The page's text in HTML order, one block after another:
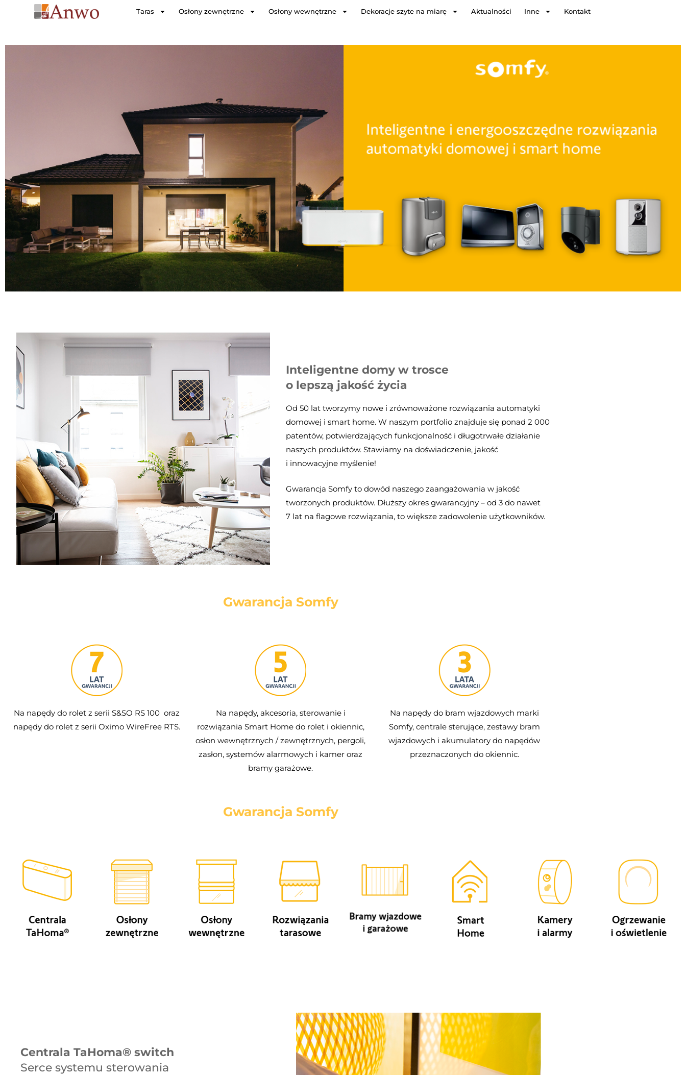
Taras Osłony zewnętrzne Osłony wewnętrzne Dekoracje szyte na miarę Aktualności Inne Kontakt
Inteligentne domy w trosce
o lepszą jakość życia
Od 50 lat tworzymy nowe i zrównoważone rozwiązania automatyki
domowej i smart home. W naszym portfolio znajduje się ponad 2 000
patentów, potwierdzających funkcjonalność i długotrwałe działanie
naszych produktów. Stawiamy na doświadczenie, jakość
i innowacyjne myślenie!
Gwarancja Somfy to dowód naszego zaangażowania w jakość
tworzonych produktów. Dłuższy okres gwarancyjny – od 3 do nawet
7 lat na flagowe rozwiązania, to większe zadowolenie użytkowników.
Gwarancja Somfy
Na napędy do rolet z serii S&SO RS 100 ­ oraz
napędy do rolet z serii Oximo WireFree RTS.
Na napędy, akcesoria, sterowanie i
rozwiązania Smart Home do rolet i okiennic,
osłon wewnętrznych / zewnętrznych, pergoli,
zasłon, systemów alarmowych i kamer oraz
bramy garażowe.
Na napędy do bram wjazdowych marki
Somfy, centrale sterujące, zestawy bram
wjazdowych i akumulatory do napędów
przeznaczonych do okiennic.
Gwarancja Somfy
Centrala TaHoma® switch
Serce systemu sterowania